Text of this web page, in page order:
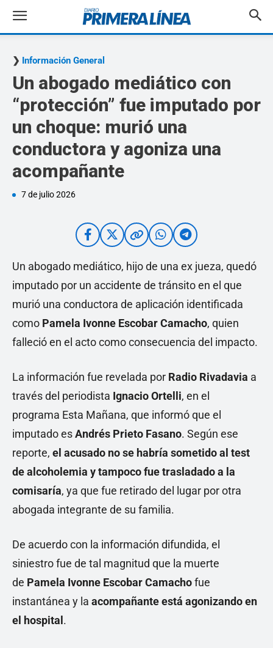
Información General
Un abogado mediático con
“protección” fue imputado por
un choque: murió una
conductora y agoniza una
acompañante
7 de julio 2026
Un abogado mediático, hijo de una ex jueza, quedó
imputado por un accidente de tránsito en el que
murió una conductora de aplicación identificada
como Pamela Ivonne Escobar Camacho, quien
falleció en el acto como consecuencia del impacto.
La información fue revelada por Radio Rivadavia a
través del periodista Ignacio Ortelli, en el
programa Esta Mañana, que informó que el
imputado esAndrés Prieto Fasano. Según ese
reporte, el acusado no se habría sometido al test
de alcoholemia y tampoco fue trasladado a la
comisaría, ya que fue retirado del lugar por otra
abogada integrante de su familia.
De acuerdo con la información difundida, el
siniestro fue de tal magnitud que la muerte
de Pamela Ivonne Escobar Camachofue
instantánea y la acompañante está agonizando en
el hospital .